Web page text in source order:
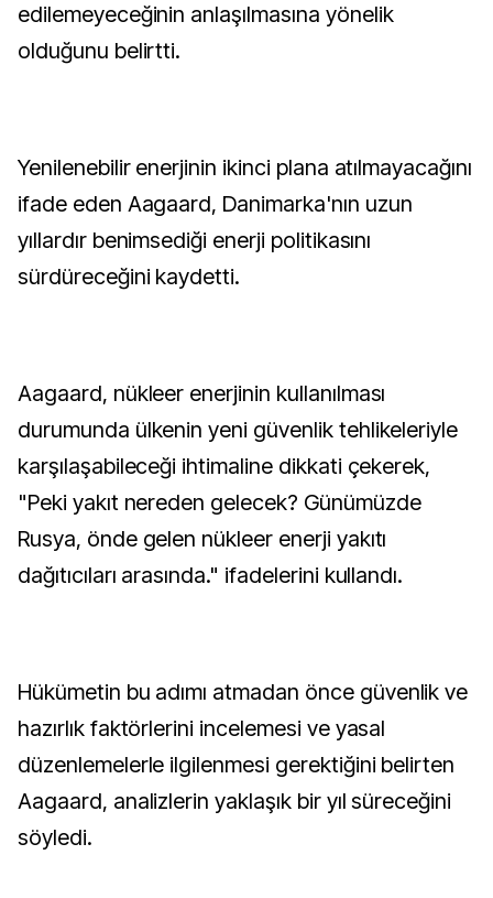
edilemeyeceğinin anlaşılmasına yönelik
olduğunu belirtti.
Yenilenebilir enerjinin ikinci plana atılmayacağını
ifade eden Aagaard, Danimarka'nın uzun
yıllardır benimsediği enerji politikasını
sürdüreceğini kaydetti.
Aagaard, nükleer enerjinin kullanılması
durumunda ülkenin yeni güvenlik tehlikeleriyle
karşılaşabileceği ihtimaline dikkati çekerek,
"Peki yakıt nereden gelecek? Günümüzde
Rusya, önde gelen nükleer enerji yakıtı
dağıtıcıları arasında." ifadelerini kullandı.
Hükümetin bu adımı atmadan önce güvenlik ve
hazırlık faktörlerini incelemesi ve yasal
düzenlemelerle ilgilenmesi gerektiğini belirten
Aagaard, analizlerin yaklaşık bir yıl süreceğini
söyledi.